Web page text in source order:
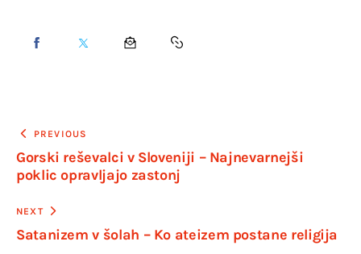
PREVIOUS
Gorski reševalci v Sloveniji – Najnevarnejši
poklic opravljajo zastonj
NEXT
Satanizem v šolah – Ko ateizem postane religija